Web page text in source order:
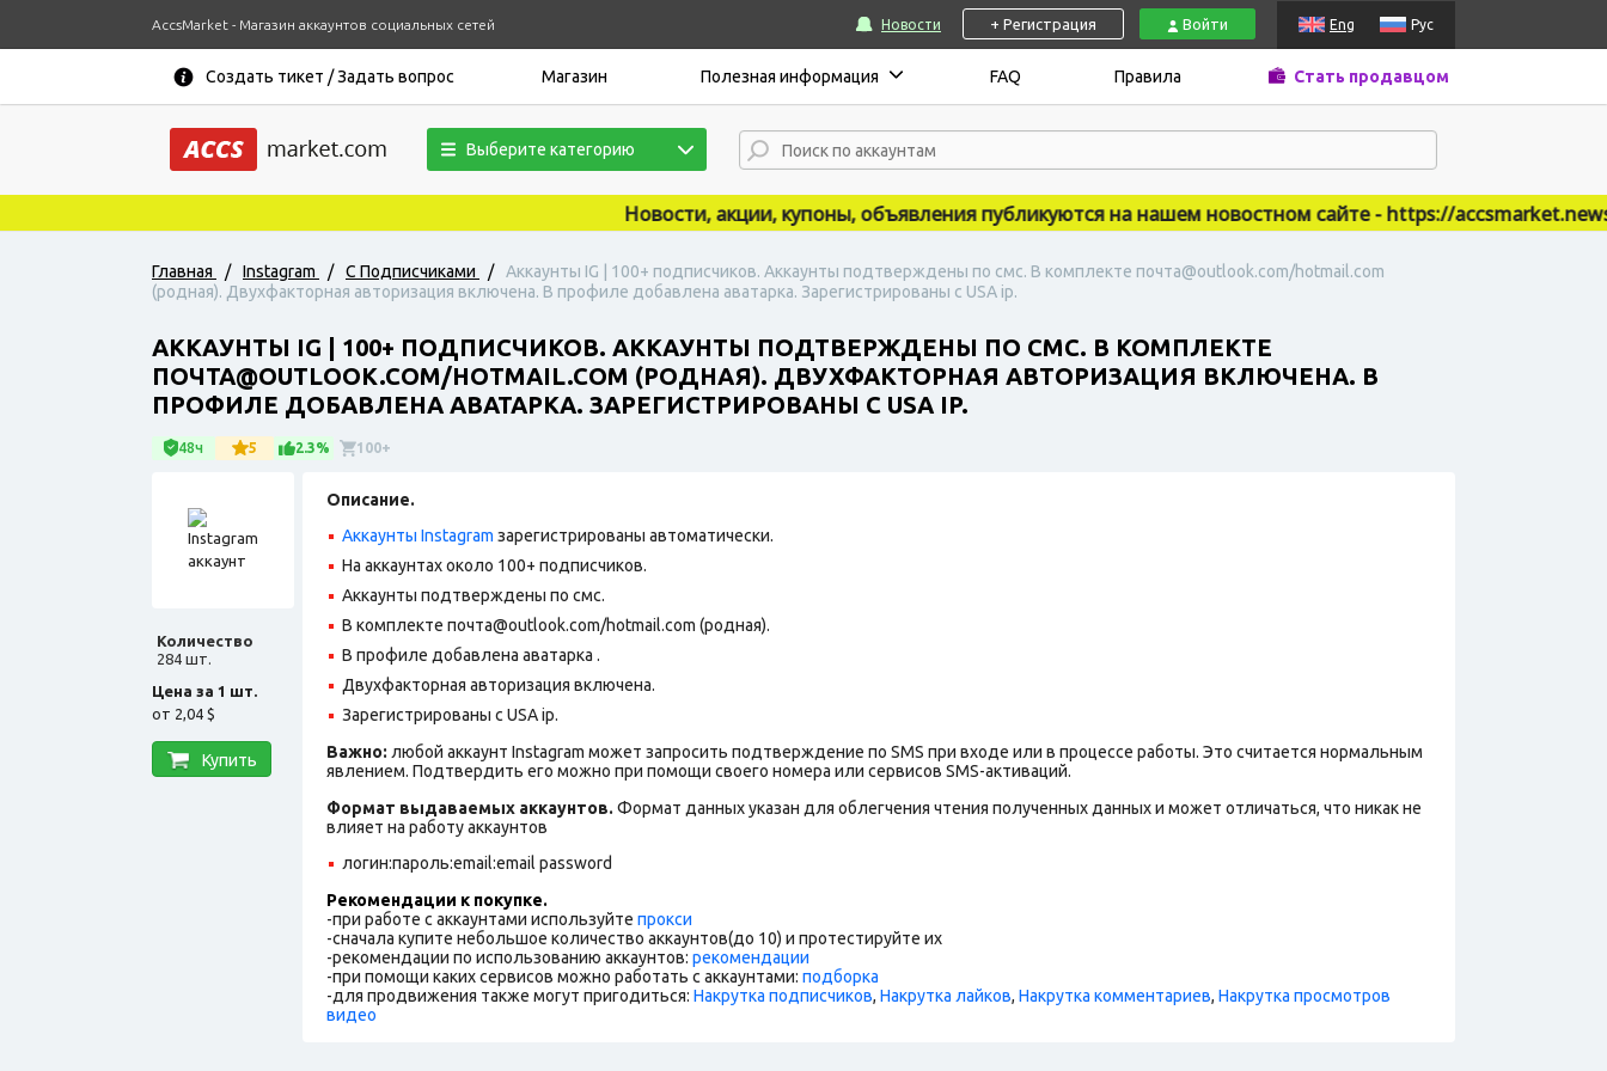
AccsMarket - Магазин аккаунтов социальных сетей Новости + Регистрация Войти Eng Рус
Создать тикет / Задать вопрос Магазин Полезная информация FAQ Правила Стать продавцом
Выберите категорию
Новости, акции, купоны, объявления публикуются на нашем новостном сайте - https://accsmarket.news
Главная / Instagram / С Подписчиками /
Аккаунты IG | 100+ подписчиков. Аккаунты подтверждены по смс. В комплекте почта@outlook.com/hotmail.com
(родная). Двухфакторная авторизация включена. В профиле добавлена аватарка. Зарегистрированы с USA ip.
АККАУНТЫ IG | 100+ ПОДПИСЧИКОВ. АККАУНТЫ ПОДТВЕРЖДЕНЫ ПО СМС. В КОМПЛЕКТЕ
ПОЧТА@OUTLOOK.COM/HOTMAIL.COM (РОДНАЯ). ДВУХФАКТОРНАЯ АВТОРИЗАЦИЯ ВКЛЮЧЕНА. В
ПРОФИЛЕ ДОБАВЛЕНА АВАТАРКА. ЗАРЕГИСТРИРОВАНЫ С USA IP.
48ч 5 2.3% 100+
Количество
284 шт.
Цена за 1 шт.
от 2,04 $
Купить
Описание.
Аккаунты Instagram зарегистрированы автоматически.
На аккаунтах около 100+ подписчиков.
Аккаунты подтверждены по смс.
В комплекте почта@outlook.com/hotmail.com (родная).
В профиле добавлена аватарка .
Двухфакторная авторизация включена.
Зарегистрированы с USA ip.
Важно: любой аккаунт Instagram может запросить подтверждение по SMS при входе или в процессе работы. Это считается нормальным
явлением. Подтвердить его можно при помощи своего номера или сервисов SMS-активаций.
Формат выдаваемых аккаунтов. Формат данных указан для облегчения чтения полученных данных и может отличаться, что никак не
влияет на работу аккаунтов
логин:пароль:email:email password
Рекомендации к покупке.
-при работе с аккаунтами используйте прокси
-сначала купите небольшое количество аккаунтов(до 10) и протестируйте их
-рекомендации по использованию аккаунтов: рекомендации
-при помощи каких сервисов можно работать с аккаунтами: подборка
-для продвижения также могут пригодиться: Накрутка подписчиков, Накрутка лайков, Накрутка комментариев, Накрутка просмотров
видео